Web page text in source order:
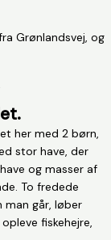
Grønlandsvej, og
her med 2 børn,
stor have, der
og masser af
To fredede
man går, løber
fiskehejre,